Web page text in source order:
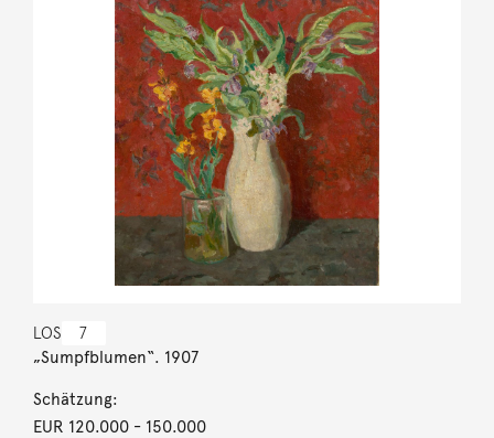
LOS 7
„Sumpfblumen“. 1907
Schätzung:
EUR 120.000- 150.000